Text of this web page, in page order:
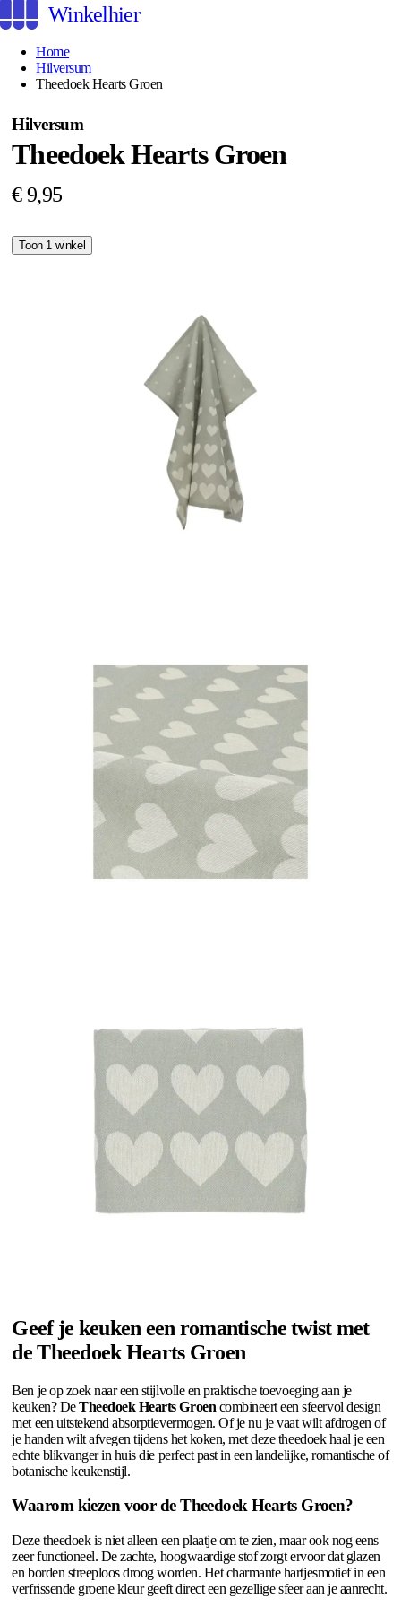
Winkelhier
Home
Hilversum
Theedoek Hearts Groen
Hilversum
Theedoek Hearts Groen
€ 9,95
Toon 1 winkel
Geef je keuken een romantische twist met
de Theedoek Hearts Groen
Ben je op zoek naar een stijlvolle en praktische toevoeging aan je
keuken? DeTheedoek Hearts Groen combineert een sfeervol design
met een uitstekend absorptievermogen. Of je nu je vaat wilt afdrogen of
je handen wilt afvegen tijdens het koken, met deze theedoek haal je een
echte blikvanger in huis die perfect past in een landelijke, romantische of
botanische keukenstijl.
Waarom kiezen voor de Theedoek Hearts Groen?
Deze theedoek is niet alleen een plaatje om te zien, maar ook nog eens
zeer functioneel. De zachte, hoogwaardige stof zorgt ervoor dat glazen
en borden streeploos droog worden. Het charmante hartjesmotief in een
verfrissende groene kleur geeft direct een gezellige sfeer aan je aanrecht.